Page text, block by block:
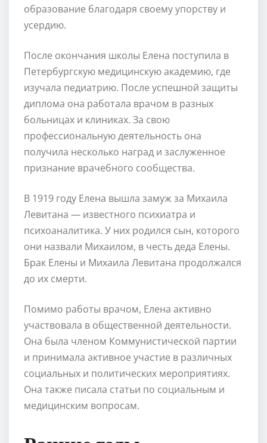
образование благодаря своему упорству и
усердию.
После окончания школы Елена поступила в
Петербургскую медицинскую академию, где
изучала педиатрию. После успешной защиты
диплома она работала врачом в разных
больницах и клиниках. За свою
профессиональную деятельность она
получила несколько наград и заслуженное
признание врачебного сообщества.
В 1919 году Елена вышла замуж за Михаила
Левитана — известного психиатра и
психоаналитика. У них родился сын, которого
они назвали Михаилом, в честь деда Елены.
Брак Елены и Михаила Левитана продолжался
до их смерти.
Помимо работы врачом, Елена активно
участвовала в общественной деятельности.
Она была членом Коммунистической партии
и принимала активное участие в различных
социальных и политических мероприятиях.
Она также писала статьи по социальным и
медицинским вопросам.